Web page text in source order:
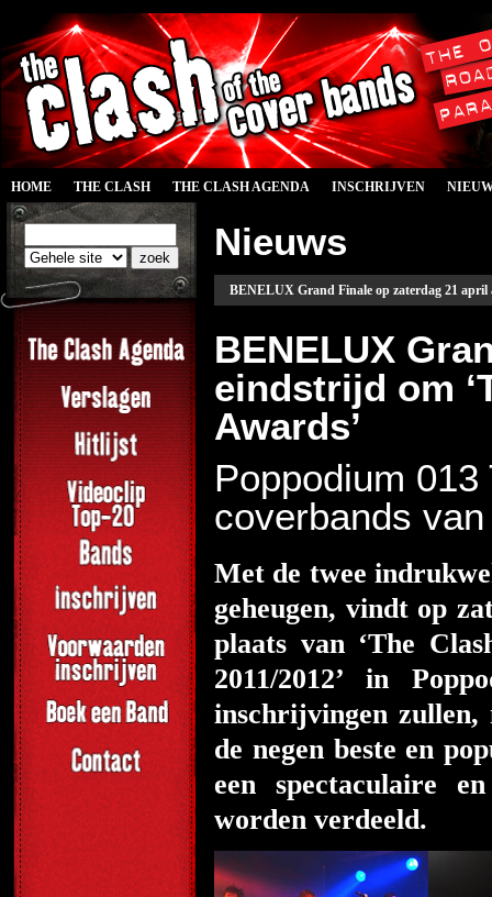
HOME THE CLASH THE CLASH AGENDA INSCHRIJVEN
Nieuws
BENELUX Grand Finale op zaterdag 21 april
BENELUX
eindstrijd om
Awards’
Poppodium
coverbands
Met de twee
geheugen, vindt op
plaats van ‘The
2011/2012’ in
inschrijvingen zullen,
de negen beste en
een spectaculaire
worden verdeeld.